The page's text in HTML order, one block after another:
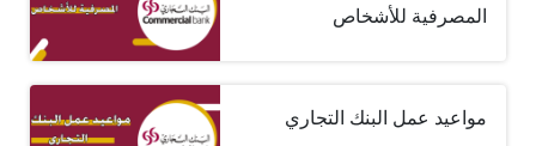
المصرفية للأشخاص
مواعيد عمل البنك التجاري